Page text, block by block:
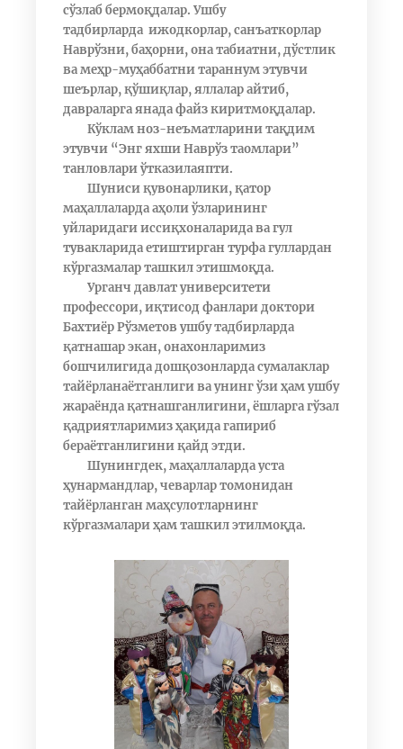
сўзлаб бермоқдалар. Ушбу
тадбирларда ижодкорлар, санъаткорлар
Наврўзни, баҳорни, она табиатни, дўстлик
ва меҳр-муҳаббатни тараннум этувчи
шеърлар, қўшиқлар, яллалар айтиб,
давраларга янада файз киритмоқдалар.
Кўклам ноз-неъматларини тақдим
этувчи “Энг яхши Наврўз таомлари”
танловлари ўтказилаяпти.
Шуниси қувонарлики, қатор
маҳаллаларда аҳоли ўзларининг
уйларидаги иссиқхоналарида ва гул
тувакларида етиштирган турфа гуллардан
кўргазмалар ташкил этишмоқда.
Урганч давлат университети
профессори, иқтисод фанлари доктори
Бахтиёр Рўзметов ушбу тадбирларда
қатнашар экан, онахонларимиз
бошчилигида дошқозонларда сумалаклар
тайёрланаётганлиги ва унинг ўзи ҳам ушбу
жараёнда қатнашганлигини, ёшларга гўзал
қадриятларимиз ҳақида гапириб
бераётганлигини қайд этди.
Шунингдек, маҳаллаларда уста
ҳунармандлар, чеварлар томонидан
тайёрланган маҳсулотларнинг
кўргазмалари ҳам ташкил этилмоқда.